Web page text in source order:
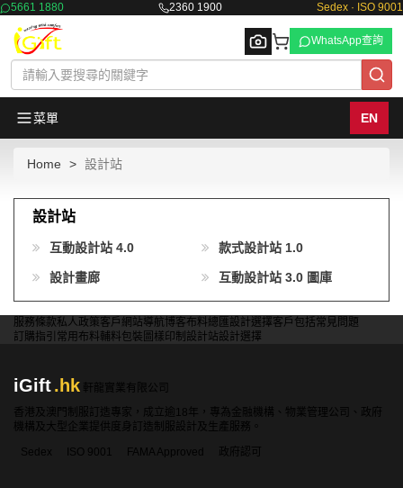
5661 1880 2360 1900 Sedex · ISO 9001
WhatsApp查詢
菜單 EN
Home 設計站
設計站
互動設計站 4.0 款式設計站 1.0
設計畫廊 互動設計站 3.0 圖庫
服務條款私人政策客戶 網站導航博客布料總匯設計選擇客戶包括常見問題
訂購指引 常用布料輔料包裝 圖樣印制 設計站設計選擇
iGift.hk
軒龍實業有限公司
香港及澳門制服訂造專家，成立逾18年，專為金融機構、物業管理公司、政府
機構及大型企業提供度身訂造制服設計及生產服務。
Sedex
ISO 9001 FAMA Approved 政府認可